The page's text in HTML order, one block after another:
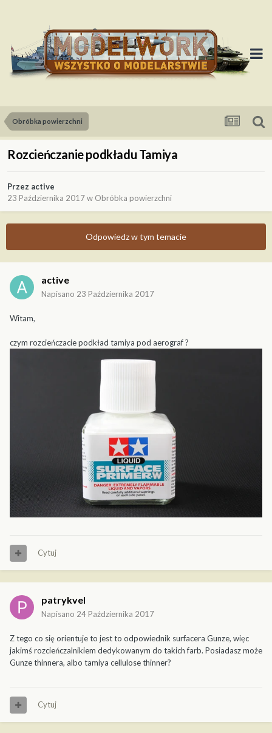
Obróbka powierzchni
Rozcieńczanie podkładu Tamiya
Przez active
23 Października 2017w Obróbka powierzchni
Odpowiedz w tym temacie
active
Napisano 23 Października 2017
Witam,
czym rozcieńczacie podkład tamiya pod aerograf ?
Cytuj
patrykvel
Napisano 24 Października 2017
Z tego co się orientuje to jest to odpowiednik surfacera Gunze, więc
jakimś rozcieńczalnikiem dedykowanym do takich farb. Posiadasz może
Gunze thinnera, albo tamiya cellulose thinner?
Cytuj